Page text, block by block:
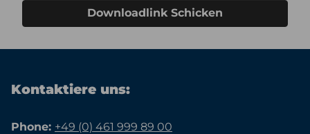
Downloadlink Schicken
Kontaktiere uns:
Phone: +49 (0) 461 999 89 00